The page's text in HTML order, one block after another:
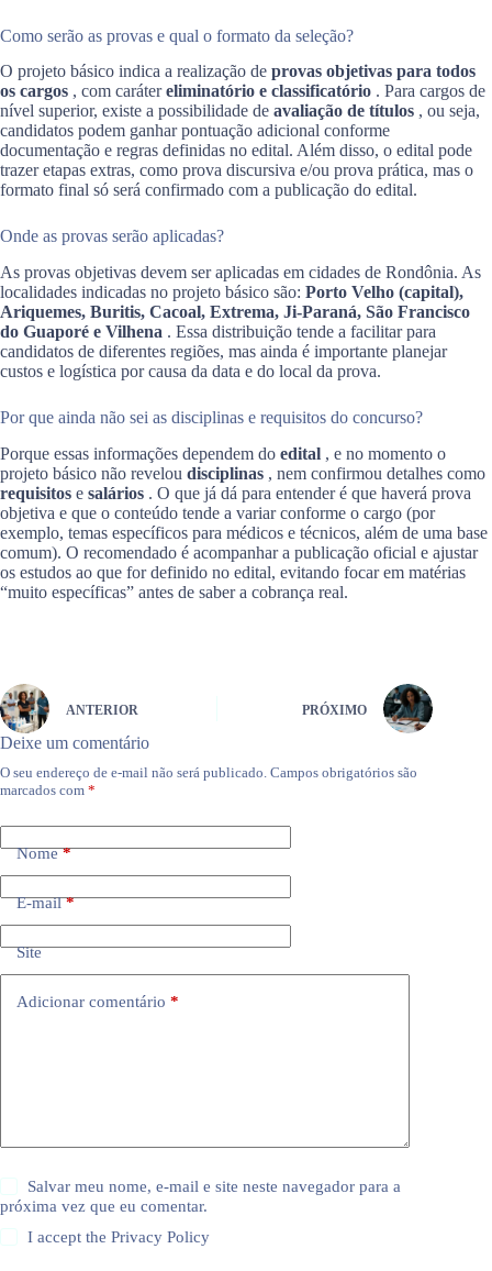
Como serão as provas e qual o formato da seleção?
O projeto básico indica a realização de provas objetivas para todos
os cargos , com carátereliminatório e classificatório . Para cargos de
nível superior, existe a possibilidade de avaliação de títulos , ou seja,
candidatos podem ganhar pontuação adicional conforme
documentação e regras definidas no edital. Além disso, o edital pode
trazer etapas extras, como prova discursiva e/ou prova prática, mas o
formato final só será confirmado com a publicação do edital.
Onde as provas serão aplicadas?
As provas objetivas devem ser aplicadas em cidades de Rondônia. As
localidades indicadas no projeto básico são: Porto Velho (capital),
Ariquemes, Buritis, Cacoal, Extrema, Ji-Paraná, São Francisco
do Guaporé e Vilhena . Essa distribuição tende a facilitar para
candidatos de diferentes regiões, mas ainda é importante planejar
custos e logística por causa da data e do local da prova.
Por que ainda não sei as disciplinas e requisitos do concurso?
Porque essas informações dependem do edital , e no momento o
projeto básico não revelou disciplinas , nem confirmou detalhes como
requisitos e salários . O que já dá para entender é que haverá prova
objetiva e que o conteúdo tende a variar conforme o cargo (por
exemplo, temas específicos para médicos e técnicos, além de uma base
comum). O recomendado é acompanhar a publicação oficial e ajustar
os estudos ao que for definido no edital, evitando focar em matérias
“muito específicas” antes de saber a cobrança real.
ANTERIOR PRÓXIMO
Deixe um comentário
O seu endereço de e-mail não será publicado. Campos obrigatórios são
marcados com *
Nome*
E-mail*
Site
Adicionar comentário *
Salvar meu nome, e-mail e site neste navegador para a
próxima vez que eu comentar.
I accept thePrivacy Policy